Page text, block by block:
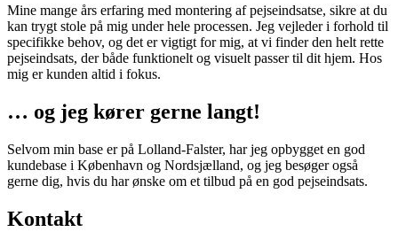
Mine mange års erfaring med montering af pejseindsatse, sikre at du
kan trygt stole på mig under hele processen. Jeg vejleder i forhold til
specifikke behov, og det er vigtigt for mig, at vi finder den helt rette
pejseindsats, der både funktionelt og visuelt passer til dit hjem. Hos
mig er kunden altid i fokus.
… og jeg kører gerne langt!
Selvom min base er på Lolland-Falster, har jeg opbygget en god
kundebase i København og Nordsjælland, og jeg besøger også
gerne dig, hvis du har ønske om et tilbud på en god pejseindsats.
Kontakt